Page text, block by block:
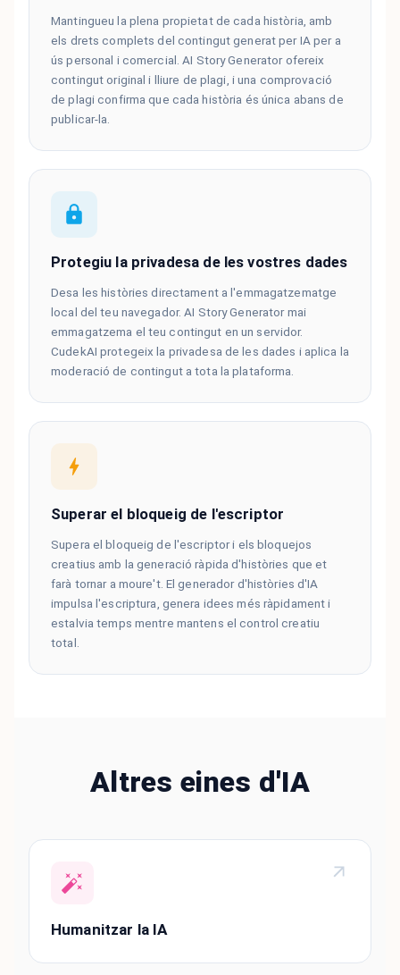
Mantingueu la plena propietat de cada història, amb
els drets complets del contingut generat per IA per a
ús personal i comercial. AI Story Generator ofereix
contingut original i lliure de plagi, i una comprovació
de plagi confirma que cada història és única abans de
publicar-la.
Protegiu la privadesa de les vostres dades
Desa les històries directament a l'emmagatzematge
local del teu navegador. AI Story Generator mai
emmagatzema el teu contingut en un servidor.
CudekAI protegeix la privadesa de les dades i aplica la
moderació de contingut a tota la plataforma.
Superar el bloqueig de l'escriptor
Supera el bloqueig de l'escriptor i els bloquejos
creatius amb la generació ràpida d'històries que et
farà tornar a moure't. El generador d'històries d'IA
impulsa l'escriptura, genera idees més ràpidament i
estalvia temps mentre mantens el control creatiu
total.
Altres eines d'IA
Humanitzar la IA